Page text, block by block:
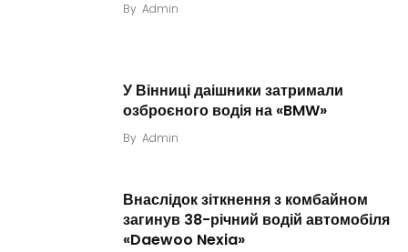
By Admin
У Вінниці даішники затримали
озброєного водія на «BMW»
By Admin
Внаслідок зіткнення з комбайном
загинув 38-річний водій автомобіля
«Daewoo Nexia»